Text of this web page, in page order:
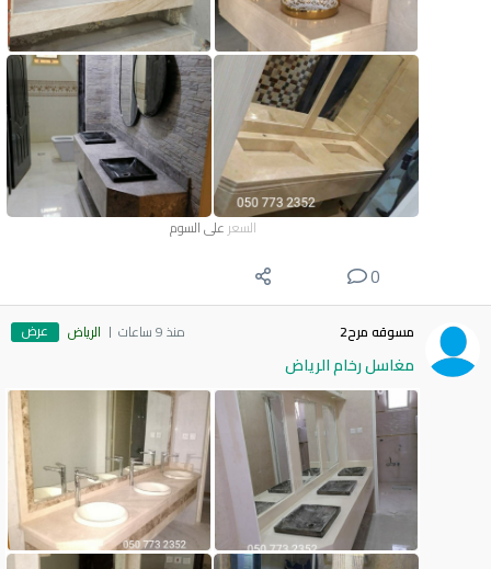
السعر على السوم
0
مسوقه مرح2 منذ 9 ساعات الرياض عرض
مغاسل رخام الرياض